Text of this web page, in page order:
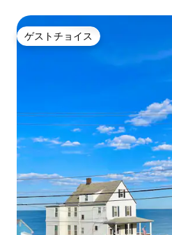
ゲストチョイス
ゲストチョイス